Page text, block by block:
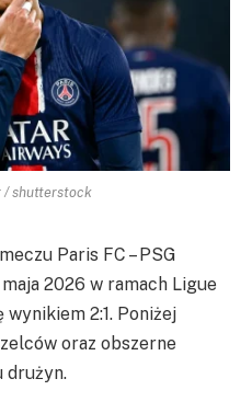
/ shutterstock
Paris FC – PSG
2026 w ramach Ligue
wynikiem 2:1. Poniżej
oraz obszerne
drużyn.